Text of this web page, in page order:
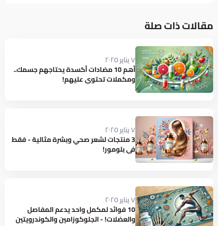
مقالات ذات صلة
٧ يناير ٢٠٢٥
أهم 10 مضادات أكسدة يحتاجهم جسمك..
ومكملات تحتوي عليهم!
٧ يناير ٢٠٢٥
3 منتجات لشعر صحي وبشرة مثالية - فقط
في بلومور!
٧ يناير ٢٠٢٥
10 فوائد لمكمل واحد يدعم المفاصل
والعضلات! - الجلوكوزامين والكوندرويتين